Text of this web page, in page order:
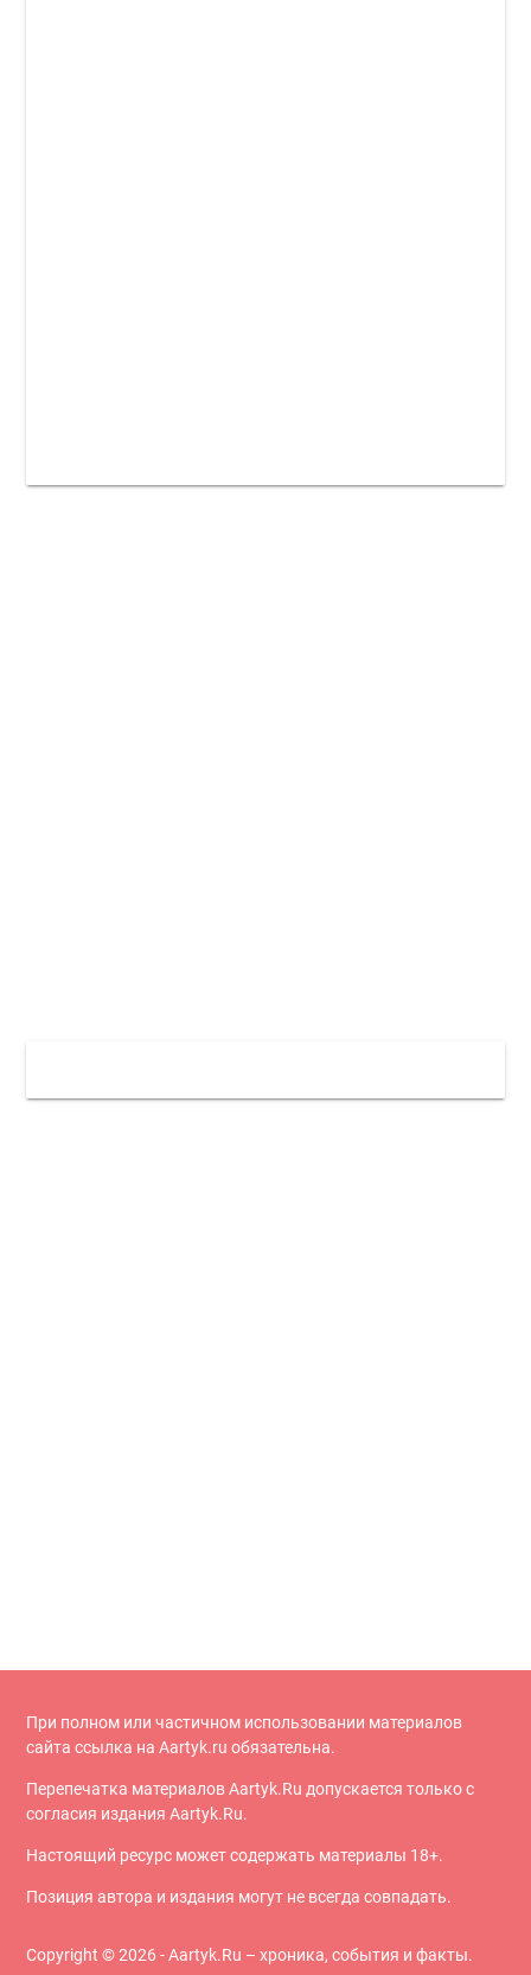
При полном или частичном использовании материалов
сайта ссылка на Aartyk.ru oбязательна.
Перепечатка материалов Aartyk.Ru допускается только с
согласия издания Aartyk.Ru.
Настоящий ресурс может содержать материалы 18+.
Позиция автора и издания могут не всегда совпадать.
Copyright © 2026 - Aartyk.Ru – хроника, события и факты.